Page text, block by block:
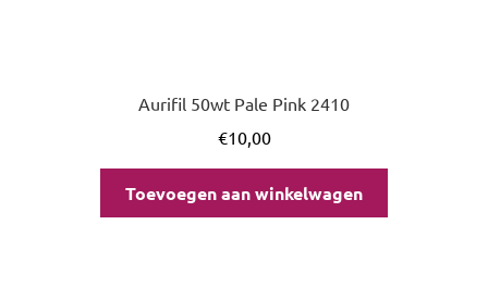
Aurifil 50wt Pale Pink 2410
€10,00
Toevoegen aan winkelwagen